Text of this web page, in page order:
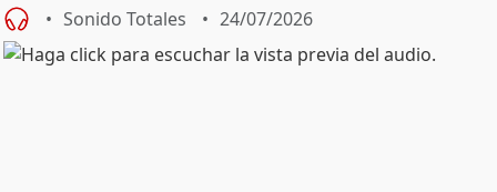
Sonido Totales 24/07/2026